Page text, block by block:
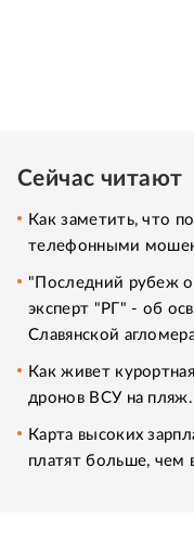
Сейчас читают
Как заметить, что
телефонными
"Последний рубеж
эксперт "РГ" - об
Славянской
Как живет
дронов ВСУ на
Карта высоких
платят больше, чем